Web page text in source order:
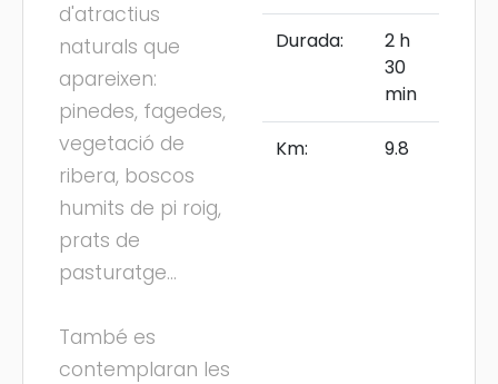
d'atractius
naturals que
apareixen:
pinedes, fagedes,
vegetació de
ribera, boscos
humits de pi roig,
prats de
pasturatge...
També es
contemplaran les
Durada:
2 h
30
min
Km: 9.8